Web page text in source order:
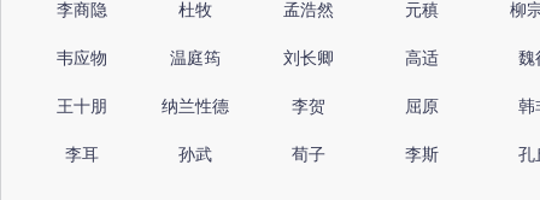
李商隐 杜牧 孟浩然 元稹 柳
韦应物 温庭筠 刘长卿 高适 魏
王十朋 纳兰性德 李贺 屈原 韩
李耳 孙武 荀子 李斯 孔